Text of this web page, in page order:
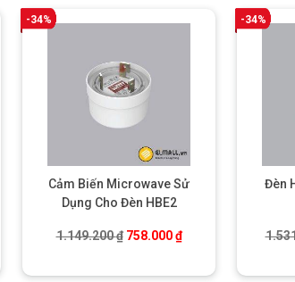
₫.
tại là: 2.134.000 ₫.
-34%
Cảm Biến Microwave Sử
Dụng Cho Đèn HBE2
1.149.200₫ Giá gốc là: 1.149.200 ₫.
758.000₫Giá hiện tại là:
-34%
Đèn